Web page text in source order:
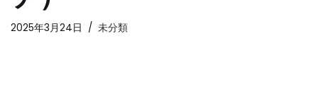
2025年3月24日 未分類